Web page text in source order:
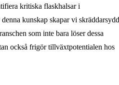
kritiska flaskhalsar i
kunskap skapar vi
som inte bara löser dessa
också frigör tillväxtpotentialen hos